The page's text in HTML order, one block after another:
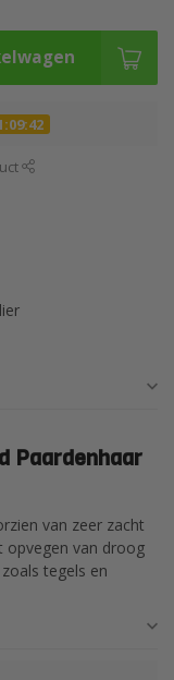
Paardenhaar
van zeer zacht
opvegen van droog
tegels en